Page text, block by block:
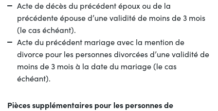
Acte de décès du précédent époux ou de la
précédente épouse d’une validité de moins de 3 mois
(le cas échéant).
Acte du précédent mariage avec la mention de
divorce pour les personnes divorcées d’une validité de
moins de 3 mois à la date du mariage (le cas
échéant).
Pièces supplémentaires pour les personnes de